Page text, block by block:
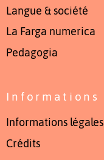
Langue & société
La Farga numerica
Pedagogia
Informations
Informations légales
Crédits